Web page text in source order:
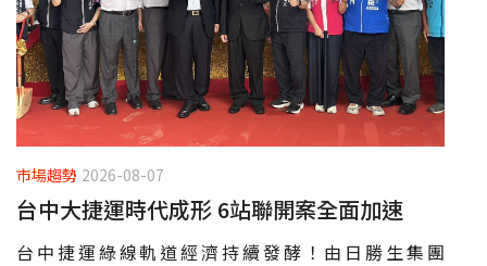
市場趨勢 2026-08-07
台中大捷運時代成形 6站聯開案全面加速
台中捷運綠線軌道經濟持續發酵！由日勝生集團